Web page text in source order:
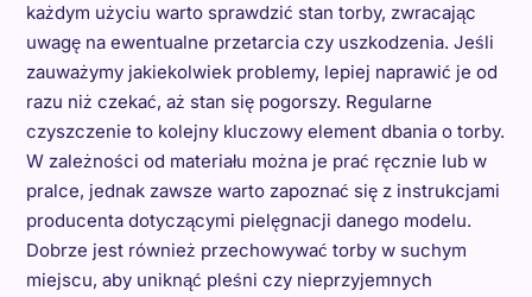
każdym użyciu warto sprawdzić stan torby, zwracając
uwagę na ewentualne przetarcia czy uszkodzenia. Jeśli
zauważymy jakiekolwiek problemy, lepiej naprawić je od
razu niż czekać, aż stan się pogorszy. Regularne
czyszczenie to kolejny kluczowy element dbania o torby.
W zależności od materiału można je prać ręcznie lub w
pralce, jednak zawsze warto zapoznać się z instrukcjami
producenta dotyczącymi pielęgnacji danego modelu.
Dobrze jest również przechowywać torby w suchym
miejscu, aby uniknąć pleśni czy nieprzyjemnych